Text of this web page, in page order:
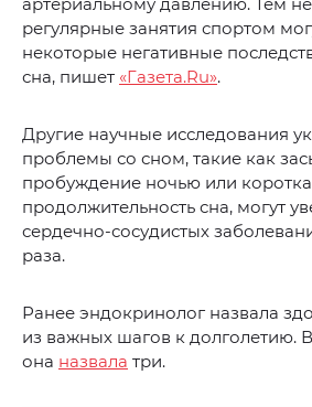
регулярные занятия спортом
некоторые негативные
сна, пишет «Газета.Ru».
Другие научные исследования
проблемы со сном, такие как
пробуждение ночью или
продолжительность сна, могут
сердечно-сосудистых
раза.
Ранее эндокринолог назвала
из важных шагов к долголетию.
она назвала три.